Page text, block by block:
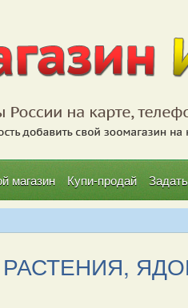
магазин Купи-продай